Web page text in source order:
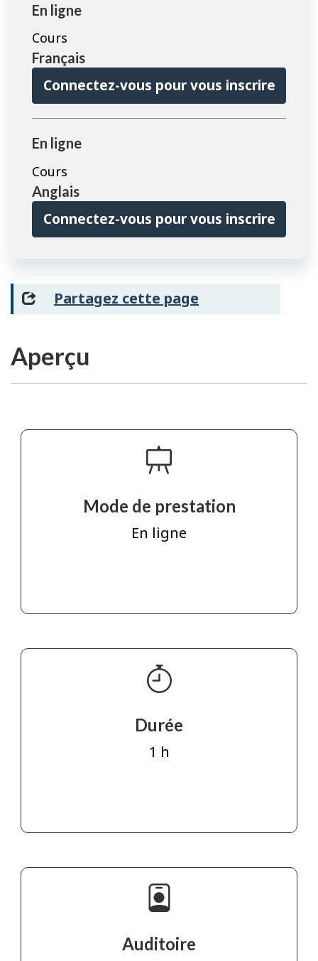
En ligne
Cours
Français
Connectez-vous pour vous inscrire
En ligne
Cours
Anglais
Connectez-vous pour vous inscrire
Partagez cette page
Aperçu
Mode de prestation
En ligne
Durée
1 h
Auditoire